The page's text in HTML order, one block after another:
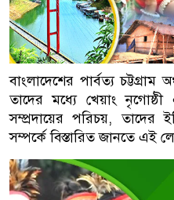
বাংলাদেশের পার্বত্য
তাদের মধ্যে খেয়াং নৃগোষ্ঠী
সম্প্রদায়ের পরিচয়, তাদের
সম্পর্কে বিস্তারিত জানতে এই